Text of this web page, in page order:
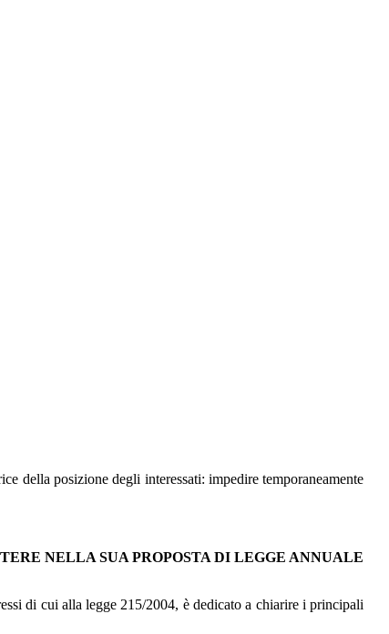
della posizione degli interessati: impedire temporaneamente
NELLA SUA PROPOSTA DI LEGGE ANNUALE
di cui alla legge 215/2004, è dedicato a chiarire i principali